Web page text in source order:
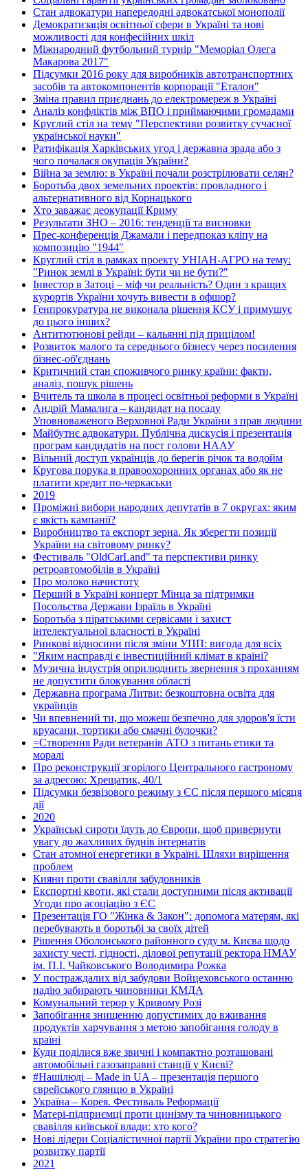
Стан адвокатури напередодні адвокатської монополії
Демократизація освітньої сфери в Україні та нові
можливості для конфесійних шкіл
Міжнародний футбольний турнір "Меморіал Олега
Макарова 2017"
Підсумки 2016 року для виробників автотранспортних
засобів та автокомпонентів корпорації "Еталон"
Зміна правил приєднань до електромереж в Україні
Аналіз конфліктів між ВПО і приймаючими громадами
Круглий стіл на тему "Перспективи розвитку сучасної
української науки"
Ратифікація Харківських угод і державна зрада або з
чого почалася окупація України?
Війна за землю: в Україні почали розстрілювати селян?
Боротьба двох земельних проектів: провладного і
альтернативного від Корнацького
Хто заважає деокупації Криму
Результати ЗНО – 2016: тенденції та висновки
Прес-конференція Джамали і передпоказ кліпу на
композицію "1944"
Круглий стіл в рамках проекту УНІАН-АГРО на тему:
"Ринок землі в Україні: бути чи не бути?"
Інвестор в Затоці – міф чи реальність? Один з кращих
курортів України хочуть вивести в офшор?
Генпрокуратура не виконала рішення КСУ і примушує
до цього інших?
Антитютюнові рейди – кальянні під прицілом!
Розвиток малого та середнього бізнесу через посилення
бізнес-об'єднань
Критичний стан споживчого ринку країни: факти,
аналіз, пошук рішень
Вчитель та школа в процесі освітньої реформи в Україні
Андрій Мамалига – кандидат на посаду
Уповноваженого Верховної Ради України з прав людини
Майбутнє адвокатури. Публічна дискусія і презентація
програм кандидатів на пост голови НААУ
Вільний доступ українців до берегів річок та водойм
Кругова порука в правоохоронних органах або як не
платити кредит по-черкаськи
2019
Проміжні вибори народних депутатів в 7 округах: яким
є якість кампанії?
Виробництво та експорт зерна. Як зберегти позиції
України на світовому ринку?
Фестиваль "OldCarLand" та перспективи ринку
ретроавтомобілів в Україні
Про молоко начистоту
Перший в Україні концерт Мінца за підтримки
Посольства Держави Ізраїль в Україні
Боротьба з піратськими сервісами і захист
інтелектуальної власності в Україні
Ринкові відносини після зміни УПП: вигода для всіх
"Яким насправді є інвестиційний клімат в країні?
Музична індустрія оприлюднить звернення з проханням
не допустити блокування області
Державна програма Литви: безкоштовна освіта для
українців
Чи впевнений ти, що можеш безпечно для здоров'я їсти
круасани, тортики або смачні булочки?
=Створення Ради ветеранів АТО з питань етики та
моралі
Про реконструкції згорілого Центрального гастроному
за адресою: Хрещатик, 40/1
Підсумки безвізового режиму з ЄС після першого місяця
дії
2020
Українські сироти їдуть до Європи, щоб привернути
увагу до жахливих буднів інтернатів
Стан атомної енергетики в Україні. Шляхи вирішення
проблем
Кияни проти свавілля забудовників
Експортні квоти, які стали доступними після активації
Угоди про асоціацію з ЄС
Презентація ГО "Жінка & Закон": допомога матерям, які
перебувають в боротьбі за своїх дітей
Рішення Оболонського районного суду м. Києва щодо
захисту честі, гідності, ділової репутації ректора НМАУ
ім. П.І. Чайковського Володимира Рожка
У постраждалих від забудови Войцеховського останню
надію забирають чиновники КМДА
Комунальний терор у Кривому Розі
Запобігання знищенню допустимих до вживання
продуктів харчування з метою запобігання голоду в
країні
Куди поділися вже звичні і компактно розташовані
автомобільні газозаправні станції у Києві?
#Нашілюді – Made in UA – презентація першого
єврейського глянцю в Україні
Україна – Корея. Фестиваль Реформації
Матері-підприємці проти цинізму та чиновницького
свавілля київської влади: хто кого?
Нові лідери Соціалістичної партії України про стратегію
розвитку партії
2021